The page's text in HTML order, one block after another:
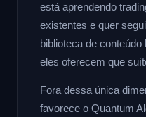
está aprendendo
existentes e quer
biblioteca de
eles oferecem que
Fora dessa única
favorece o Quantum